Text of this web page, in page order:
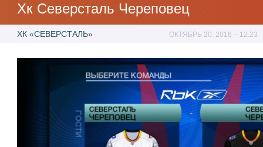
Хк Северсталь Череповец
ХК «СЕВЕРСТАЛЬ» ОКТЯБРЬ 20, 2016 – 12:23